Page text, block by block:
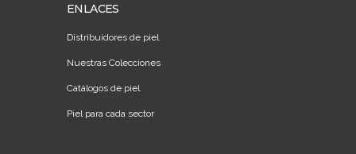
ENLACES
Distribuidores de piel
Nuestras Colecciones
Catálogos de piel
Piel para cada sector